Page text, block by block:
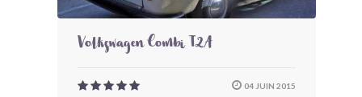
Volkswagen Combi T2A
04 JUIN 2015